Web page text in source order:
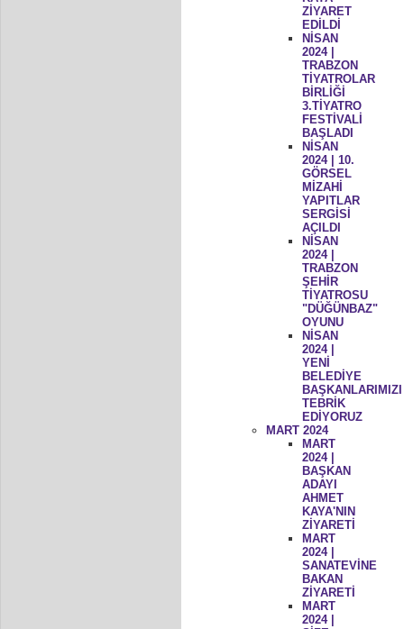
ZİYARET
EDİLDİ
NİSAN
2024 |
TRABZON
TİYATROLAR
BİRLİĞİ
3.TİYATRO
FESTİVALİ
BAŞLADI
NİSAN
2024 | 10.
GÖRSEL
MİZAHİ
YAPITLAR
SERGİSİ
AÇILDI
NİSAN
2024 |
TRABZON
ŞEHİR
TİYATROSU
"DÜĞÜNBAZ"
OYUNU
NİSAN
2024 |
YENİ
BELEDİYE
BAŞKANLARIMIZI
TEBRİK
EDİYORUZ
MART 2024
MART
2024 |
BAŞKAN
ADAYI
AHMET
KAYA'NIN
ZİYARETİ
MART
2024 |
SANATEVİNE
BAKAN
ZİYARETİ
MART
2024 |